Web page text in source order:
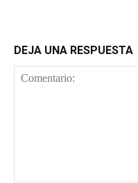
DEJA UNA RESPUESTA